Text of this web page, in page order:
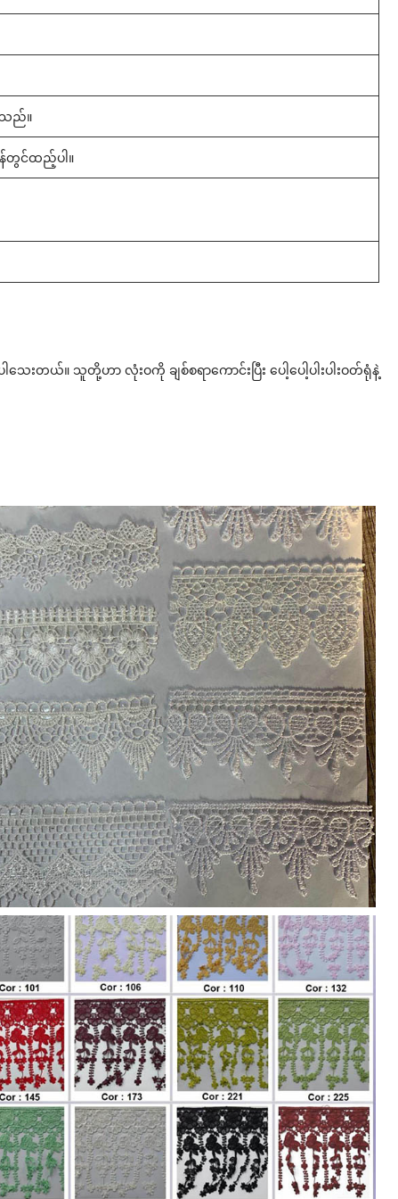
သည်။
တွင်ထည့်ပါ။
ေးတယ်။ သူတို့ဟာ လုံးဝကို ချစ်စရာကောင်းပြီး ပေါ့ပေါ့ပါးပါးဝတ်ရုံနဲ့